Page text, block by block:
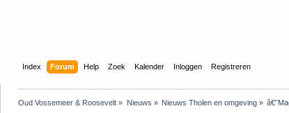
Index Forum Help Zoek Kalender Inloggen Registreren
Oud Vossemeer & Roosevelt » Nieuws » Nieuws Tholen en omgeving»